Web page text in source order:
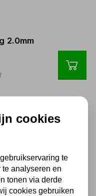
2.0mm
normaal
cookies
te
analyseren en
tonen via derde
cookies gebruiken